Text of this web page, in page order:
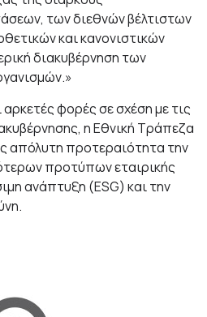
των διεθνών βέλτιστων
και κανονιστικών
διακυβέρνηση των
φορές σε σχέση με τις
η Εθνική Τράπεζα
απόλυτη προτεραιότητα την
προτύπων εταιρικής
ανάπτυξη (ESG) και την